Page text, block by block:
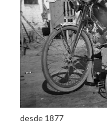
desde 1877